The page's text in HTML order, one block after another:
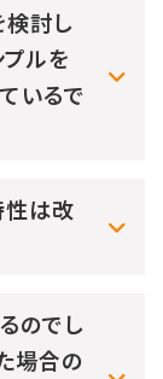
討し
ルを
いるで
は改
のでし
場合の